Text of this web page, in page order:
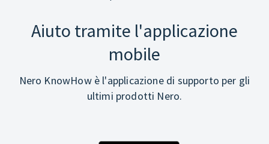
Aiuto tramite l'applicazione
mobile
Nero KnowHow è l'applicazione di supporto per gli
ultimi prodotti Nero.